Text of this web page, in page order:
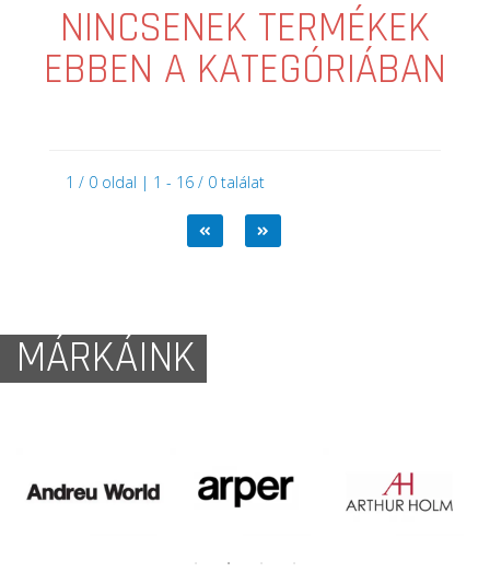
NINCSENEK TERMÉKEK
EBBEN A KATEGÓRIÁBAN
1 / 0 oldal | 1 - 16 / 0 találat
MÁRKÁINK